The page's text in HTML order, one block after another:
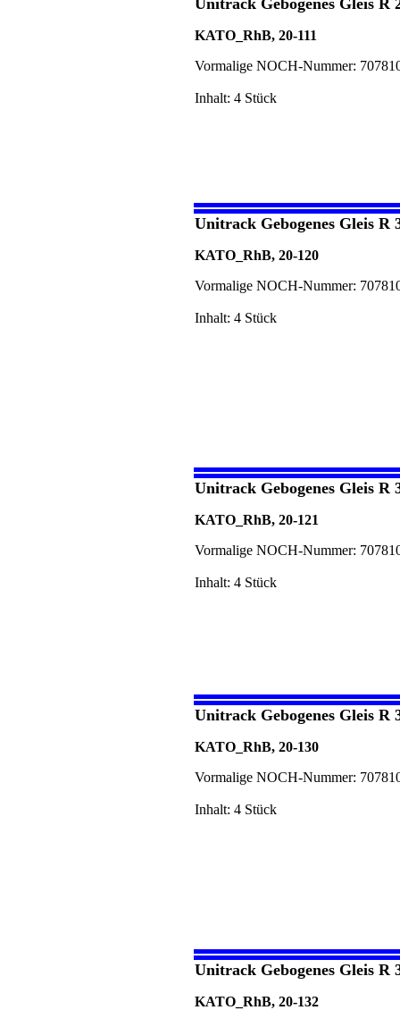
KATO_RhB, 20-111
Vormalige NOCH-Nummer:
Inhalt: 4 Stück
Unitrack Gebogenes Gleis R
KATO_RhB, 20-120
Vormalige NOCH-Nummer:
Inhalt: 4 Stück
Unitrack Gebogenes Gleis R
KATO_RhB, 20-121
Vormalige NOCH-Nummer:
Inhalt: 4 Stück
Unitrack Gebogenes Gleis R
KATO_RhB, 20-130
Vormalige NOCH-Nummer:
Inhalt: 4 Stück
Unitrack Gebogenes Gleis R
KATO_RhB, 20-132